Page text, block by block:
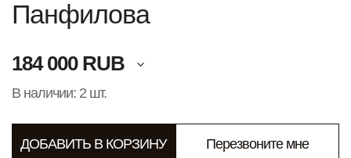
Панфилова
184 000 RUB
В наличии: 2 шт.
ДОБАВИТЬ В КОРЗИНУ Перезвоните мне